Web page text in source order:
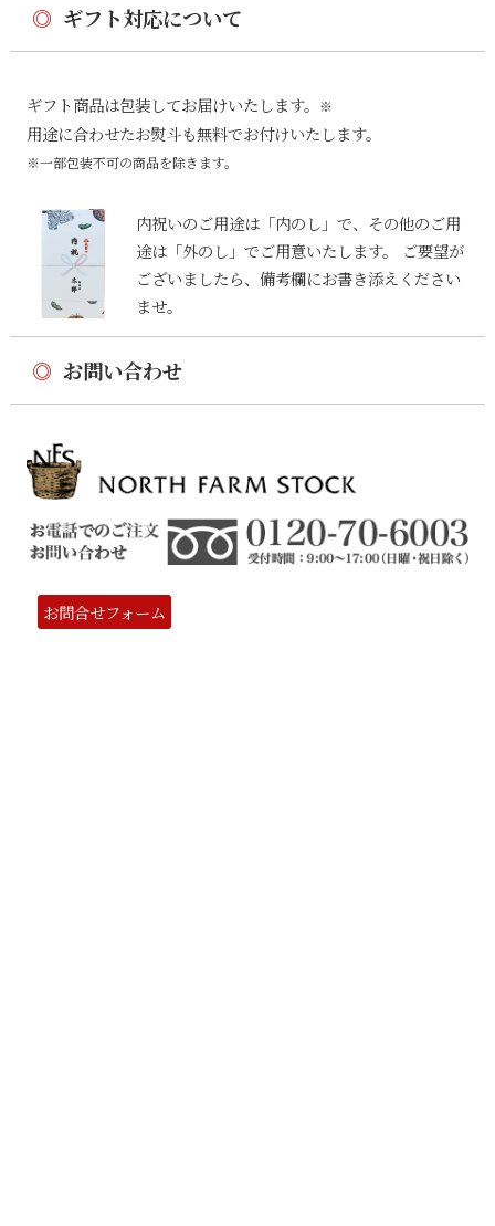
◎ ギフト対応について
ギフト商品は包装してお届けいたします。 ※
用途に合わせたお熨斗も無料でお付けいたします。
※一部包装不可の商品を除きます。
内祝いのご用途は「内のし」で、その他のご用
途は「外のし」でご用意いたします。 ご要望が
ございましたら、備考欄にお書き添えください
ませ。
◎ お問い合わせ
お問合せフォーム